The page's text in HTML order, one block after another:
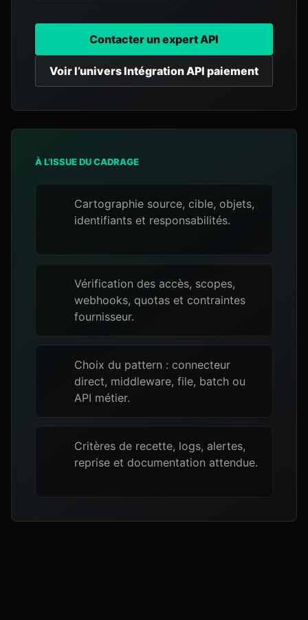
Contacter un expert API
Voir l’univers Intégration API paiement
À L’ISSUE DU CADRAGE
Cartographie source, cible, objets,
identifiants et responsabilités.
Vérification des accès, scopes,
webhooks, quotas et contraintes
fournisseur.
Choix du pattern : connecteur
direct, middleware, file, batch ou
API métier.
Critères de recette, logs, alertes,
reprise et documentation attendue.